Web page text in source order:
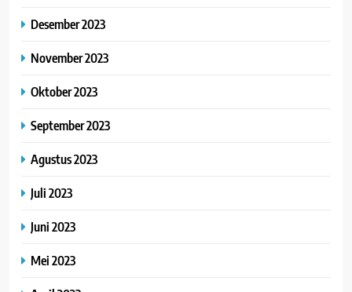
Desember 2023
November 2023
Oktober 2023
September 2023
Agustus 2023
Juli 2023
Juni 2023
Mei 2023